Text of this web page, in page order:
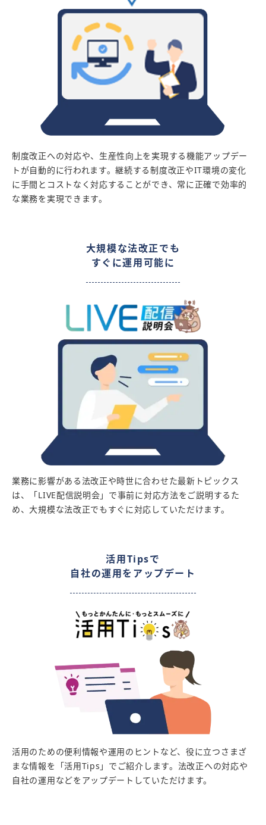
制度改正への対応や、生産性向上を実現する機能アップデー
トが自動的に行われます。継続する制度改正やIT環境の変化
に手間とコストなく対応することができ、常に正確で効率的
な業務を実現できます。
大規模な法改正でも
すぐに運用可能に
業務に影響がある法改正や時世に合わせた最新トピックス
は、「LIVE配信説明会」で事前に対応方法をご説明するた
め、大規模な法改正でもすぐに対応していただけます。
活用Tipsで
自社の運用をアップデート
活用のための便利情報や運用のヒントなど、役に立つさまざ
まな情報を「活用Tips」でご紹介します。法改正への対応や
自社の運用などをアップデートしていただけます。